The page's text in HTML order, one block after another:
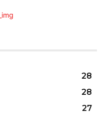
28
28
27